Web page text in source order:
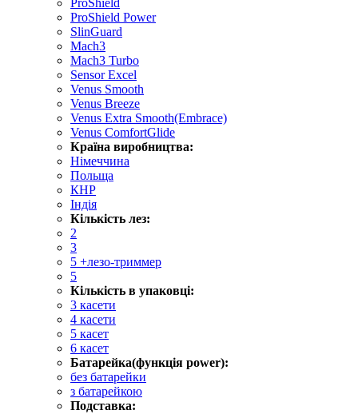
ProShield
ProShield Power
SlinGuard
Mach3
Mach3 Turbo
Sensor Excel
Venus Smooth
Venus Breeze
Venus Extra Smooth(Embrace)
Venus ComfortGlide
Країна виробництва:
Німеччина
Польща
КНР
Індія
Кількість лез:
2
3
5 +лезо-триммер
5
Кількість в упаковці:
3 касети
4 касети
5 касет
6 касет
Батарейка(функція power):
без батарейки
з батарейкою
Подставка: